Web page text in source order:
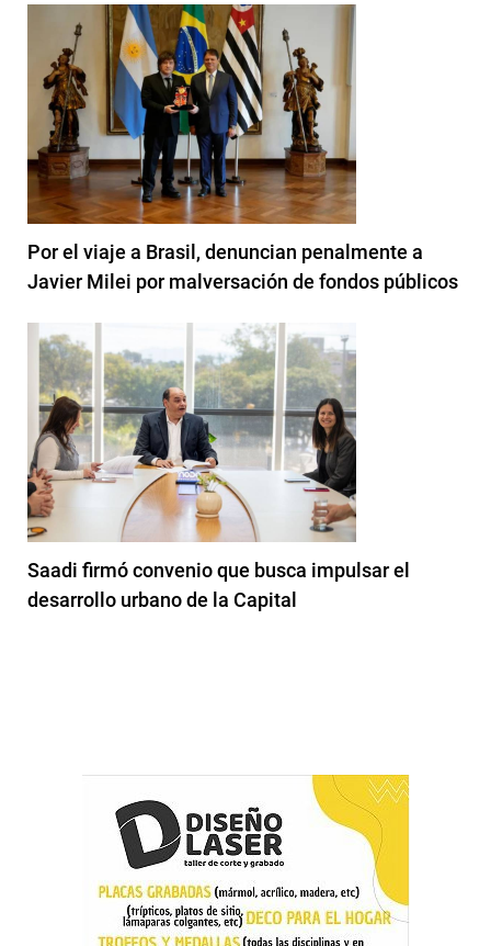
Por el viaje a Brasil, denuncian penalmente a
Javier Milei por malversación de fondos públicos
Saadi firmó convenio que busca impulsar el
desarrollo urbano de la Capital